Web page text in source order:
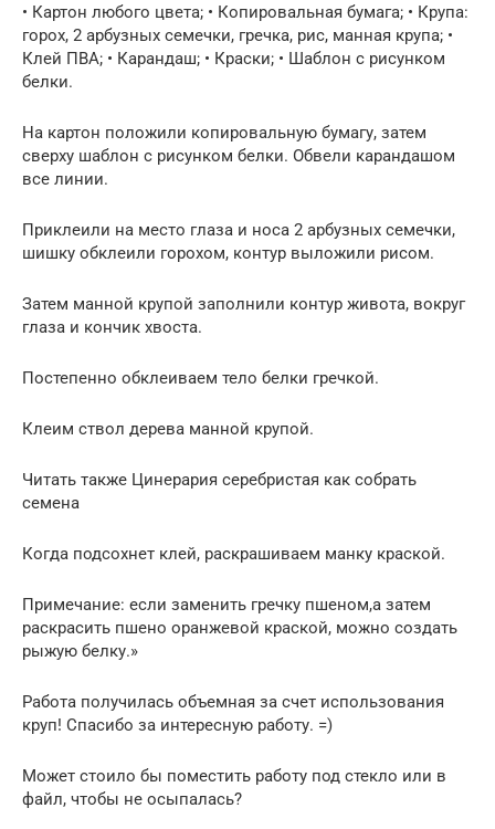
• Картон любого цвета; • Копировальная бумага; • Крупа:
горох, 2 арбузных семечки, гречка, рис, манная крупа; •
Клей ПВА; • Карандаш; • Краски; • Шаблон с рисунком
белки.
На картон положили копировальную бумагу, затем
сверху шаблон с рисунком белки. Обвели карандашом
все линии.
Приклеили на место глаза и носа 2 арбузных семечки,
шишку обклеили горохом, контур выложили рисом.
Затем манной крупой заполнили контур живота, вокруг
глаза и кончик хвоста.
Постепенно обклеиваем тело белки гречкой.
Клеим ствол дерева манной крупой.
Читать также Цинерария серебристая как собрать
семена
Когда подсохнет клей, раскрашиваем манку краской.
Примечание: если заменить гречку пшеном,а затем
раскрасить пшено оранжевой краской, можно создать
рыжую белку.»
Работа получилась объемная за счет использования
круп! Спасибо за интересную работу. =)
Может стоило бы поместить работу под стекло или в
файл, чтобы не осыпалась?